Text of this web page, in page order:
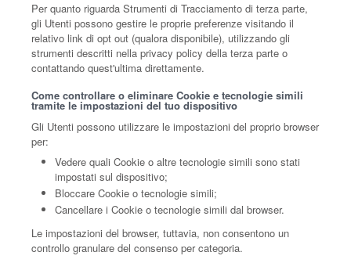
Per quanto riguarda Strumenti di Tracciamento di terza parte,
gli Utenti possono gestire le proprie preferenze visitando il
relativo link di opt out (qualora disponibile), utilizzando gli
strumenti descritti nella privacy policy della terza parte o
contattando quest'ultima direttamente.
Come controllare o eliminare Cookie e tecnologie simili
tramite le impostazioni del tuo dispositivo
Gli Utenti possono utilizzare le impostazioni del proprio browser
per:
Vedere quali Cookie o altre tecnologie simili sono stati
impostati sul dispositivo;
Bloccare Cookie o tecnologie simili;
Cancellare i Cookie o tecnologie simili dal browser.
Le impostazioni del browser, tuttavia, non consentono un
controllo granulare del consenso per categoria.